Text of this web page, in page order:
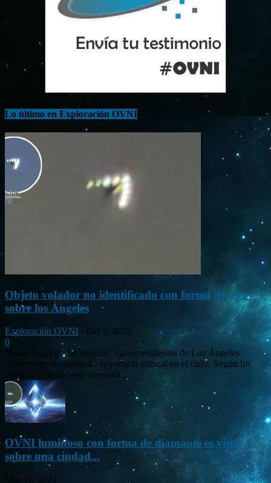
Lo último en Exploración OVNI
Objeto volador no identificado con forma de «V»
sobre los Ángeles
Exploración OVNI - Oct 5, 2025
0
Durante una noche reciente, varios residentes de Los Ángeles
observaron un objeto de apariencia inusual en el cielo. Según los
testigos, el fenómeno consistía...
OVNI luminoso con forma de diamante es visto
sobre una ciudad...
Mar 31, 2024